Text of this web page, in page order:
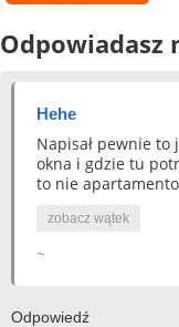
Odpowiadasz
Hehe
Napisał pewnie
okna i gdzie tu
to nie
zobacz wątek
~
Odpowiedź